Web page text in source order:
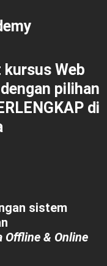
Web
pilihan
di
sistem
Offline & Online